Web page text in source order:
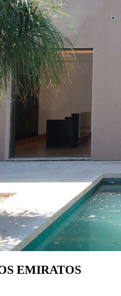
EMIRATOS